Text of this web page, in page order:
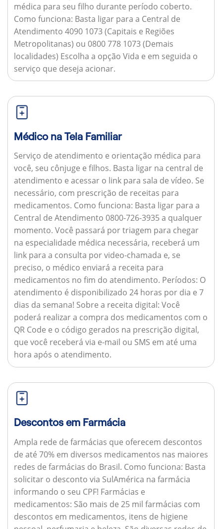
médica para seu filho durante período coberto.
Como funciona: Basta ligar para a Central de
Atendimento 4090 1073 (Capitais e Regiões
Metropolitanas) ou 0800 778 1073 (Demais
localidades) Escolha a opção Vida e em seguida o
serviço que deseja acionar.
Médico na Tela Familiar
Serviço de atendimento e orientação médica para
você, seu cônjuge e filhos. Basta ligar na central de
atendimento e acessar o link para sala de vídeo. Se
necessário, com prescrição de receitas para
medicamentos. Como funciona: Basta ligar para a
Central de Atendimento 0800-726-3935 a qualquer
momento. Você passará por triagem para chegar
na especialidade médica necessária, receberá um
link para a consulta por video-chamada e, se
preciso, o médico enviará a receita para
medicamentos no fim do atendimento. Períodos: O
atendimento é disponibilizado 24 horas por dia e 7
dias da semana! Sobre a receita digital: Você
poderá realizar a compra dos medicamentos com o
QR Code e o código gerados na prescrição digital,
que você receberá via e-mail ou SMS em até uma
hora após o atendimento.
Descontos em Farmácia
Ampla rede de farmácias que oferecem descontos
de até 70% em diversos medicamentos nas maiores
redes de farmácias do Brasil. Como funciona: Basta
solicitar o desconto via SulAmérica na farmácia
informando o seu CPF! Farmácias e
medicamentos: São mais de 25 mil farmácias com
descontos em medicamentos, itens de higiene